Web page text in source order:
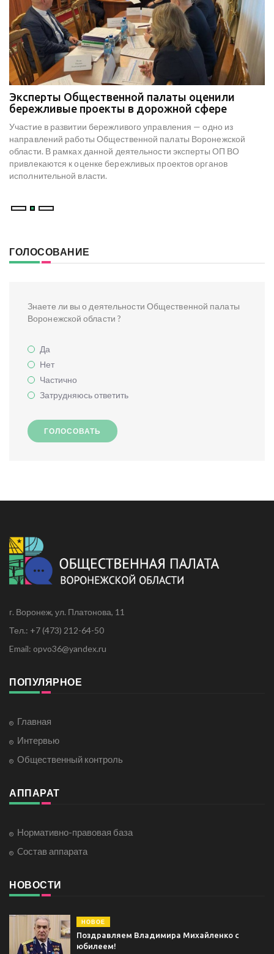
Эксперты Общественной палаты оценили
бережливые проекты в дорожной сфере
Участие в развитии бережливого управления — одно из
направлений работы Общественной палаты Воронежской
области. В рамках данной деятельности эксперты ОП ВО
привлекаются к оценке бережливых проектов органов
исполнительной власти.
ГОЛОСОВАНИЕ
Знаете ли вы о деятельности Общественной палаты
Воронежской области ?
Да
Нет
Частично
Затрудняюсь ответить
ГОЛОСОВАТЬ
г. Воронеж, ул. Платонова, 11
Тел.: +7 (473) 212-64-50
Email: opvo36@yandex.ru
ПОПУЛЯРНОЕ
Главная
Интервью
Общественный контроль
АППАРАТ
Нормативно-правовая база
Cостав аппарата
НОВОСТИ
НОВОЕ
Поздравляем Владимира Михайленко с
юбилеем!